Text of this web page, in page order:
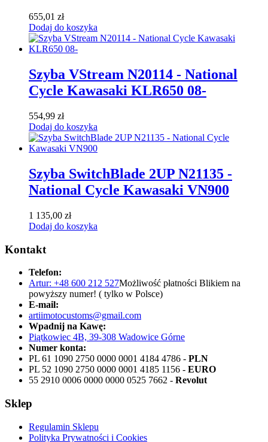
655,01 zł
Dodaj do koszyka
Szyba VStream N20114 - National
Cycle Kawasaki KLR650 08-
554,99 zł
Dodaj do koszyka
Szyba SwitchBlade 2UP N21135 -
National Cycle Kawasaki VN900
1 135,00 zł
Dodaj do koszyka
Kontakt
Telefon:
Artur: +48 600 212 527Możliwość płatności Blikiem na
powyższy numer! ( tylko w Polsce)
E-mail:
artiimotocustoms@gmail.com
Wpadnij na Kawę:
Piątkowiec 4B, 39-308 Wadowice Górne
Numer konta:
PL 61 1090 2750 0000 0001 4184 4786 - PLN
PL 52 1090 2750 0000 0001 4185 1156 - EURO
55 2910 0006 0000 0000 0525 7662 - Revolut
Sklep
Regulamin Sklepu
Polityka Prywatności i Cookies